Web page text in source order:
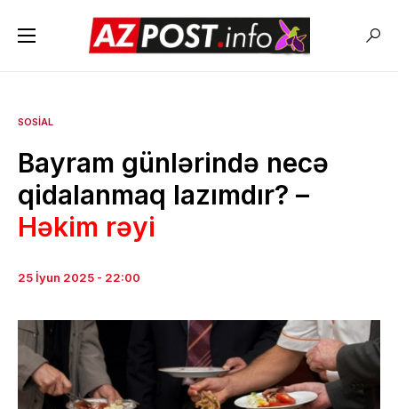
SOSIAL
Bayram günlərində necə
qidalanmaq lazımdır? –
Həkim rəyi
25 İyun 2025 - 22:00